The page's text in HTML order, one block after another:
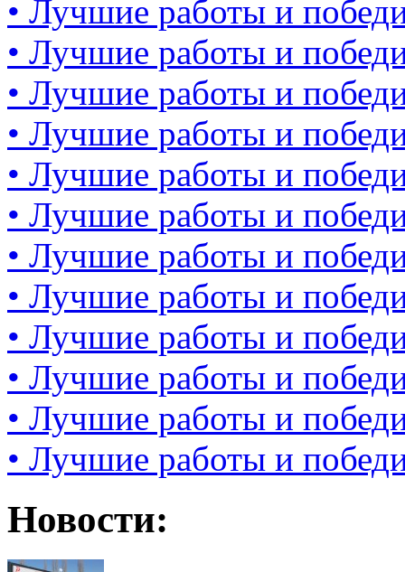
• Лучшие работы и
• Лучшие работы и
• Лучшие работы и
• Лучшие работы и
• Лучшие работы и
• Лучшие работы и
• Лучшие работы и
• Лучшие работы и
• Лучшие работы и
• Лучшие работы и
• Лучшие работы и
• Лучшие работы и
Новости: